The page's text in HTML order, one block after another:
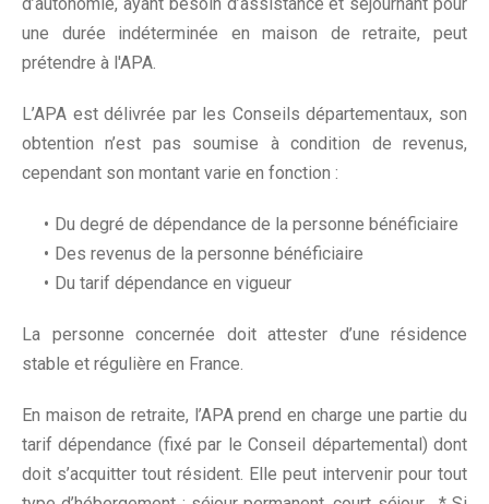
d’autonomie, ayant besoin d’assistance et séjournant pour
une durée indéterminée en maison de retraite, peut
prétendre à l'APA.
L’APA est délivrée par les Conseils départementaux, son
obtention n’est pas soumise à condition de revenus,
cependant son montant varie en fonction :
Du degré de dépendance de la personne bénéficiaire
Des revenus de la personne bénéficiaire
Du tarif dépendance en vigueur
La personne concernée doit attester d’une résidence
stable et régulière en France.
En maison de retraite, l’APA prend en charge une partie du
tarif dépendance (fixé par le Conseil départemental) dont
doit s’acquitter tout résident. Elle peut intervenir pour tout